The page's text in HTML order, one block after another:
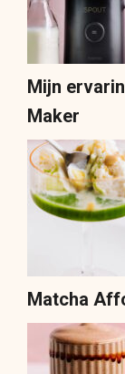
Mijn
Maker
Matcha